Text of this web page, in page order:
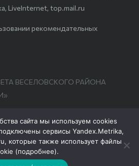
LiveInternet, top.mail.ru
рекомендательных
ВЕСЕЛОВСКОГО РАЙОНА
сайта мы используем cookies
сервисы Yandex.Metrika,
которые также использует файлы
(подробнее).